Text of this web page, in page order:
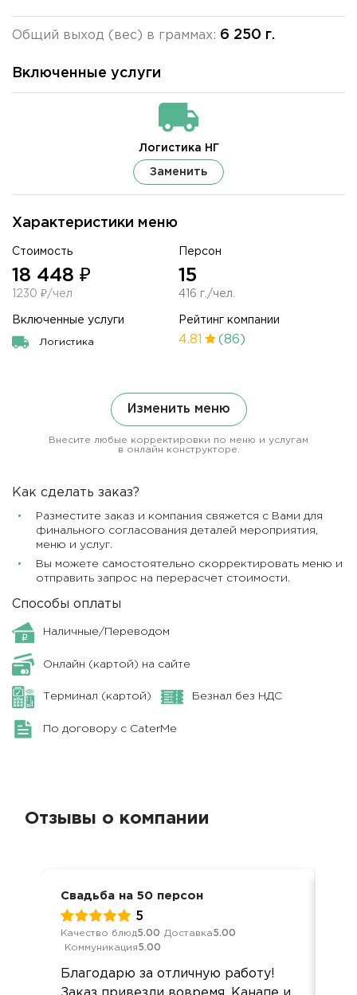
Характеристики меню
Стоимость
18 448 ₽
1230 ₽/чел
Персон
15
416 г./чел.
Включенные услуги
Логистика
Рейтинг компании
4.81 (86)
Общий выход (вес) в граммах: 6 250 г.
Изменить меню
Внесите любые корректировки по меню и услугам
в онлайн конструкторе.
Включенные услуги
Логистика НГ
Заменить
Как сделать заказ?
Разместите заказ и компания свяжется с Вами для
финального согласования деталей мероприятия,
меню и услуг.
Вы можете самостоятельно скорректировать меню и
отправить запрос на перерасчет стоимости.
Способы оплаты
Наличные/Переводом
Онлайн (картой) на сайте
Терминал (картой) Безнал без НДС
По договору с CaterMe
Отзывы о компании
Свадьба на 50 персон
5
Качество блюд5.00 Доставка5.00
Коммуникация5.00
Благодарю за отличную работу!